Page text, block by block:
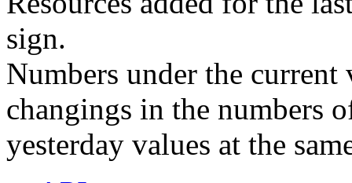
sign.
Numbers under the
changings in the numbers
yesterday values at the